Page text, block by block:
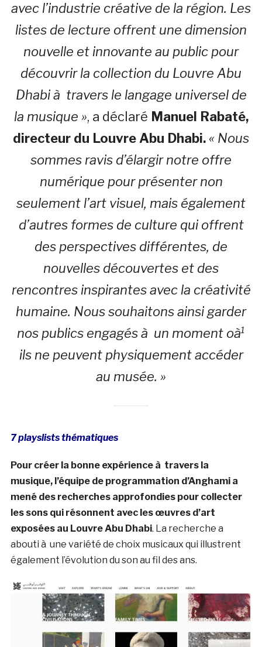
avec l’industrie créative de la région. Les
listes de lecture offrent une dimension
nouvelle et innovante au public pour
découvrir la collection du Louvre Abu
Dhabi à travers le langage universel de
la musique », a déclaré Manuel Rabaté,
directeur du Louvre Abu Dhabi. « Nous
sommes ravis d’élargir notre offre
numérique pour présenter non
seulement l’art visuel, mais également
d’autres formes de culture qui offrent
des perspectives différentes, de
nouvelles découvertes et des
rencontres inspirantes avec la créativité
humaine. Nous souhaitons ainsi garder
nos publics engagés à un moment oà¹
ils ne peuvent physiquement accéder
au musée. »
7 playslists thématiques
Pour créer la bonne expérience à travers la
musique, l’équipe de programmation d’Anghami a
mené des recherches approfondies pour collecter
les sons qui résonnent avec les œuvres d’art
exposées au Louvre Abu Dhabi. La recherche a
abouti à une variété de choix musicaux qui illustrent
également l’évolution du son au fil des ans.